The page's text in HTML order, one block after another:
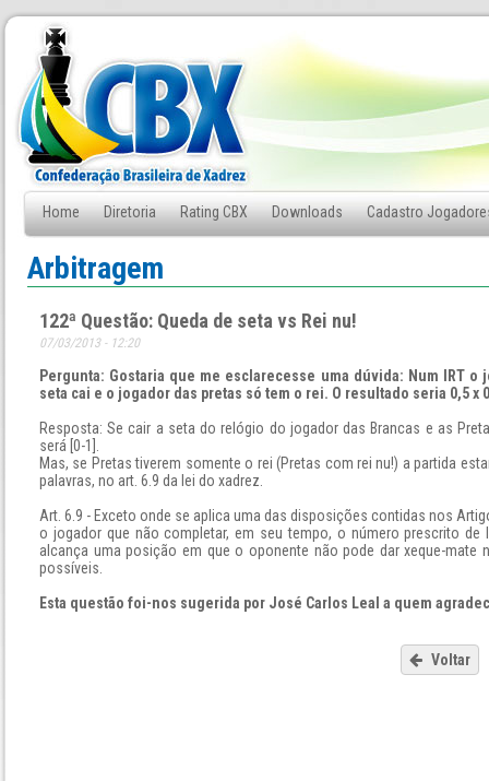
Home Diretoria Rating CBX Downloads Cadastro
Fale Conosco
Arbitragem
122ª Questão: Queda de seta vs Rei nu!
07/03/2013 - 12:20
Pergunta: Gostaria que me esclarecesse uma dúvida: Num IRT
seta cai e o jogador das pretas só tem o rei. O resultado seria 0,5 x
Resposta: Se cair a seta do relógio do jogador das Brancas e as
será [0-1].
Mas, se Pretas tiverem somente o rei (Pretas com rei nu!) a partida
palavras, no art. 6.9 da lei do xadrez.
Art. 6.9 - Exceto onde se aplica uma das disposições contidas nos
o jogador que não completar, em seu tempo, o número prescrito de
alcança uma posição em que o oponente não pode dar xeque-
possíveis.
Esta questão foi-nos sugerida por José Carlos Leal a quem
Voltar